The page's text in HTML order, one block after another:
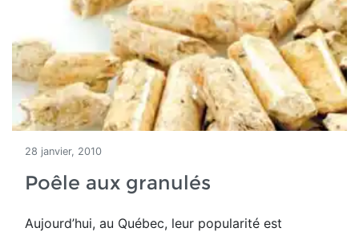
28 janvier, 2010
Poêle aux granulés
Aujourd’hui, au Québec, leur popularité est